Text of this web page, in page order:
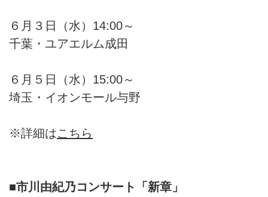
６月３日（水）14:00～
千葉・ユアエルム成田
６月５日（水）15:00～
埼玉・イオンモール与野
※詳細はこちら
■市川由紀乃コンサート「新章」